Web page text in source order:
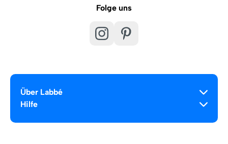
Folge uns
Über Labbé
Hilfe